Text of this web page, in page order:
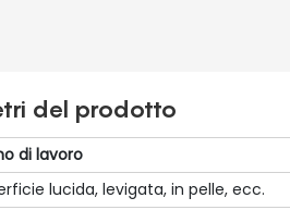
del prodotto
di lavoro
lucida, levigata, in pelle, ecc.